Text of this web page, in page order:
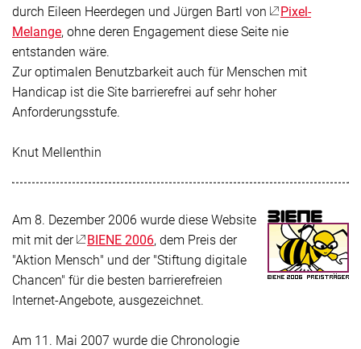
durch Eileen Heerdegen und Jürgen Bartl von
Pixel-
Melange, ohne deren Engagement diese Seite nie
entstanden wäre.
Zur optimalen Benutzbarkeit auch für Menschen mit
Handicap ist die Site barrierefrei auf sehr hoher
Anforderungsstufe.
Knut Mellenthin
Am 8. Dezember 2006 wurde diese Website
mit mit der
BIENE 2006, dem Preis der
"Aktion Mensch" und der "Stiftung digitale
Chancen" für die besten barrierefreien
Internet-Angebote, ausgezeichnet.
Am 11. Mai 2007 wurde die Chronologie